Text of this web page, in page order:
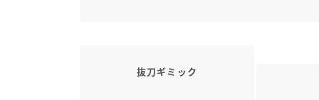
抜刀ギミック